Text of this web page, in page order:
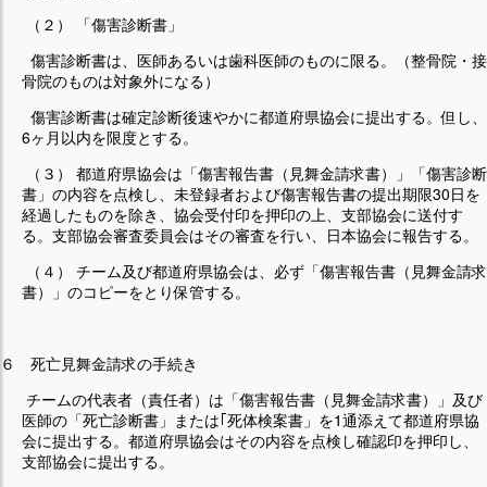
（２） 「傷害診断書」
傷害診断書は、医師あるいは歯科医師のものに限る。（整骨院・接
骨院のものは対象外になる）
傷害診断書は確定診断後速やかに都道府県協会に提出する。但し、
6ヶ月以内を限度とする。
（３） 都道府県協会は「傷害報告書（見舞金請求書）」「傷害診断
書」の内容を点検し、未登録者および傷害報告書の提出期限30日を
経過したものを除き、協会受付印を押印の上、支部協会に送付す
る。支部協会審査委員会はその審査を行い、日本協会に報告する。
（４） チーム及び都道府県協会は、必ず「傷害報告書（見舞金請求
書）」のコピーをとり保管する。
６ 死亡見舞金請求の手続き
チームの代表者（責任者）は「傷害報告書（見舞金請求書）」及び
医師の「死亡診断書」または｢死体検案書」を1通添えて都道府県協
会に提出する。都道府県協会はその内容を点検し確認印を押印し、
支部協会に提出する。